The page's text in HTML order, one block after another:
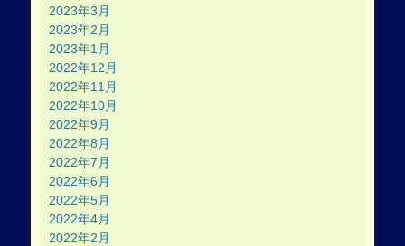
2023年3月
2023年2月
2023年1月
2022年12月
2022年11月
2022年10月
2022年9月
2022年8月
2022年7月
2022年6月
2022年5月
2022年4月
2022年2月